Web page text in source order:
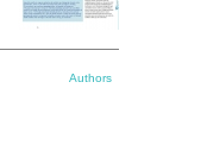
Authors